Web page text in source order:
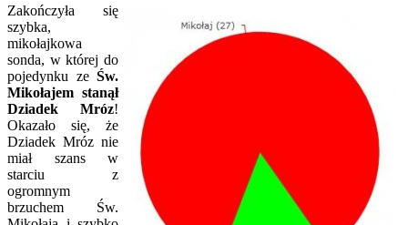
Zakończyła się
szybka,
mikołajkowa
sonda, w której do
pojedynku ze Św.
Mikołajem stanął
Dziadek Mróz!
Okazało się, że
Dziadek Mróz nie
miał szans w
starciu z
ogromnym
brzuchem Św.